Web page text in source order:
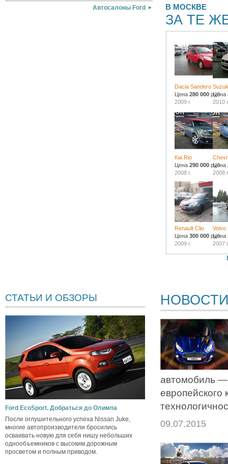
Автосалоны Ford В МОСКВЕ
ЗА ТЕ
Dacia Sandero
Цена 280 000 руб.
2009 г.
Цена
2010
Kia Rio
Цена 290 000 руб.
2008 г.
Цена
2008
Renault Clio
Цена 300 000 руб.
2009 г.
Volvo
Цена
2007
СТАТЬИ И ОБЗОРЫ
Ford EcoSport. Добраться до Олимпа
После оглушительного успеха Nissan Juke,
многие автопроизводители бросились
осваивать новую для себя нишу небольших
однообъемников с высоким дорожным
просветом и полным приводом.
НОВОСТИ
автомобиль
европейского
09.07.2015